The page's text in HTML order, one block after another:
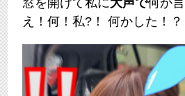
窓を開けて私に大声で何か
え！何！私?！
何かした！？